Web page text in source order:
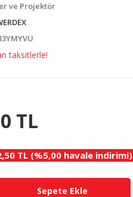
ve Projektör
taksitlerle!
TL
TL (%5,00 havale indirimi)
Sepete Ekle